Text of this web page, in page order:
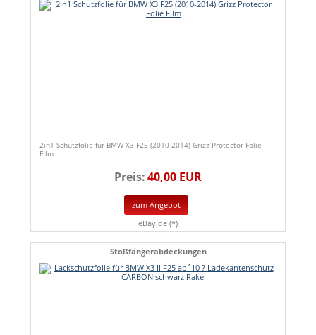
2in1 Schutzfolie für BMW X3 F25 (2010-2014) Grizz Protector Folie
Film
Preis:40,00 EUR
zum Angebot
eBay.de (*)
Stoßfängerabdeckungen